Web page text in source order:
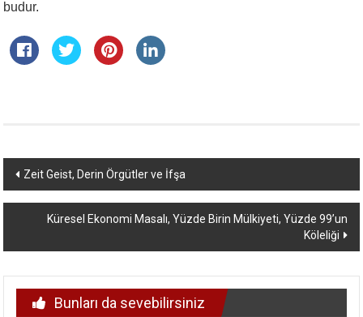
budur.
Yazı
dolaşımı
Zeit Geist, Derin Örgütler ve İfşa
Küresel Ekonomi Masalı, Yüzde Birin Mülkiyeti, Yüzde 99’un
Köleliği
Bunları da sevebilirsiniz